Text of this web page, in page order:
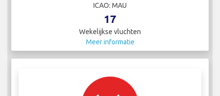
ICAO: MAU
17
Wekelijkse vluchten
Meer informatie